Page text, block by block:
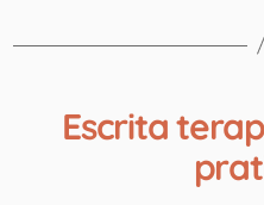
Escrita